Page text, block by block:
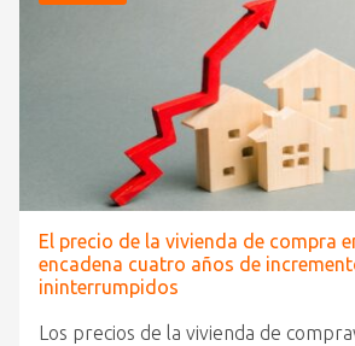
El precio de la vivienda de compra
encadena cuatro años de
ininterrumpidos
Los precios de la vivienda de